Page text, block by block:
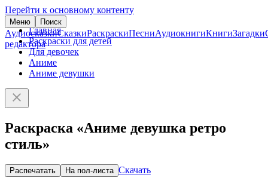
Перейти к основному контенту
Меню Поиск
АудиосказкиСказкиРаскраскиПесниАудиокнигиКнигиЗагадки
редактора
Главная
Раскраски для детей
Для девочек
Аниме
Аниме девушки
Раскраска «Аниме девушка ретро
стиль»
Распечатать На пол-листа Скачать